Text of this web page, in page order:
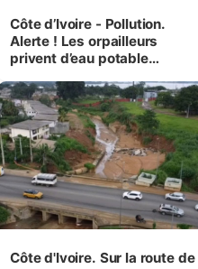
Côte d’Ivoire - Pollution.
Alerte ! Les orpailleurs
privent d’eau potable
autour d’Agboville
Côte d'Ivoire. Sur la route de